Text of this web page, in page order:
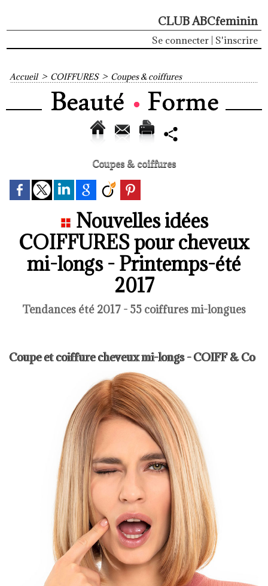
CLUB ABCfeminin
Se connecter S'inscrire
Accueil > COIFFURES > Coupes & coiffures
Coupes & coiffures
Nouvelles idées
COIFFURES pour cheveux
mi-longs - Printemps-été
2017
Tendances été 2017 - 55 coiffures mi-longues
Coupe et coiffure cheveux mi-longs - COIFF & Co